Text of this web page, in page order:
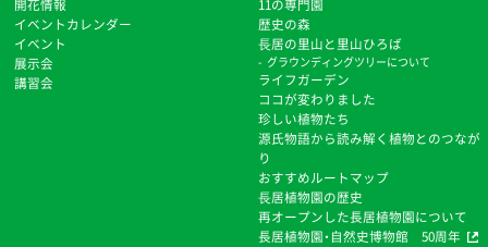
イベントカレンダー
イベント
展示会
講習会
歴史の森
⻑居の里山と里山ひろば
グラウンディングツリーについて
ライフガーデン
ココが変わりました
珍しい植物たち
源氏物語から読み解く植物とのつなが
り
おすすめルートマップ
⻑居植物園の歴史
再オープンした長居植物園について
長居植物園・自然史博物館 50周年